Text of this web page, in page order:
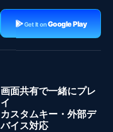
Get It onGoogle Play
画面共有で一緒にプレ
イ
カスタムキー・外部デ
バイス対応